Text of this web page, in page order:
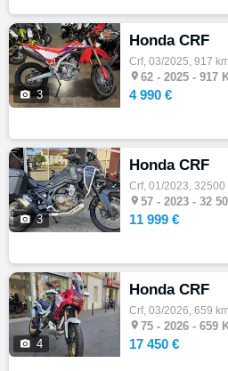
 3
Honda CRF
 62 - 2025 - 917
4 990 €
 3
Honda CRF
 57 - 2023 - 32
11 999 €
 4
Honda CRF
 75 - 2026 - 659
17 450 €